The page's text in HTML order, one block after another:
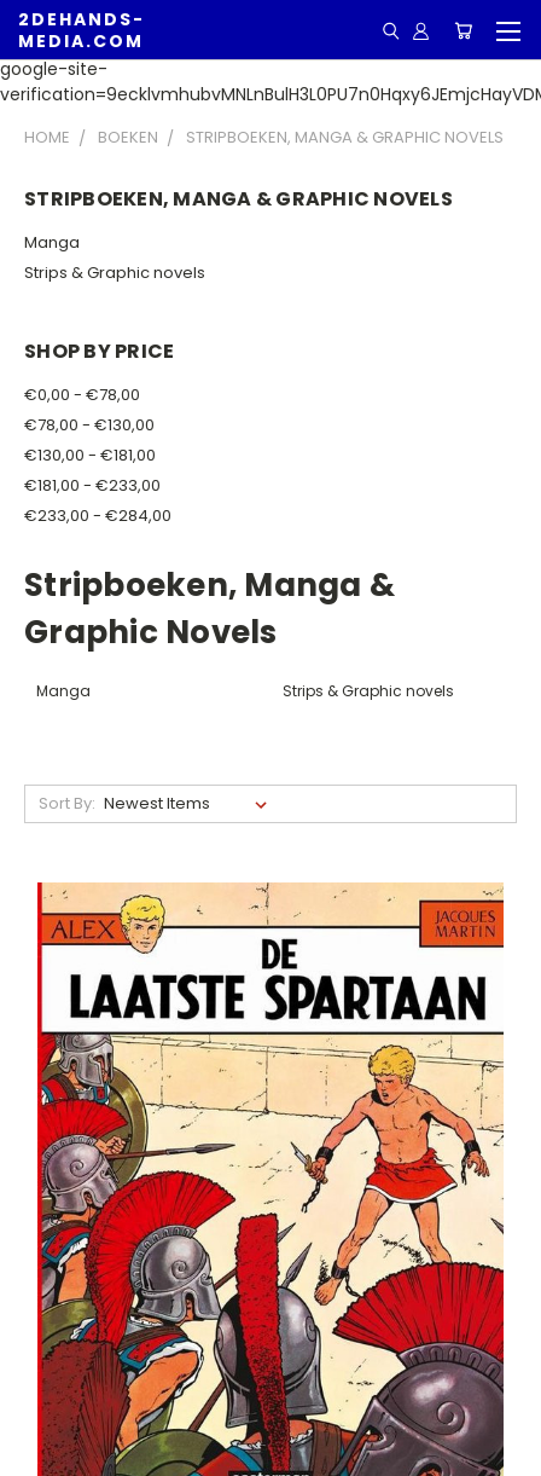
google-site-
2DEHANDS-
MEDIA.COM
HOME BOEKEN STRIPBOEKEN, MANGA & GRAPHIC NOVELS
STRIPBOEKEN, MANGA & GRAPHIC NOVELS
Manga
Strips & Graphic novels
SHOP BY PRICE
€0,00 - €78,00
€78,00 - €130,00
€130,00 - €181,00
€181,00 - €233,00
€233,00 - €284,00
Stripboeken, Manga &
Graphic Novels
Manga Strips & Graphic novels
Sort By: